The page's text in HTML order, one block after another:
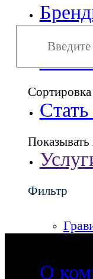
О
Показывать
Фильтр